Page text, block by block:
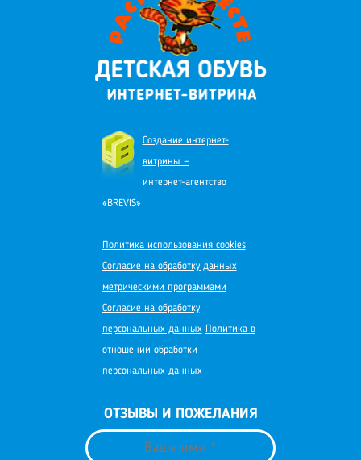
Создание интернет-
витрины —
интернет-агентство
«BREVIS»
Политика использования cookies
Согласие на обработку данных
метрическими программами
Согласие на обработку
персональных данных Политика в
отношении обработки
персональных данных
ОТЗЫВЫ И ПОЖЕЛАНИЯ